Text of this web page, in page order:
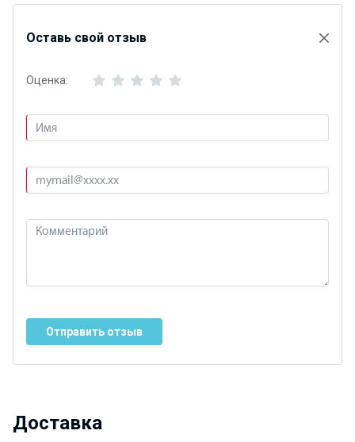
Оставь свой отзыв
Оценка:
Отправить отзыв
Доставка